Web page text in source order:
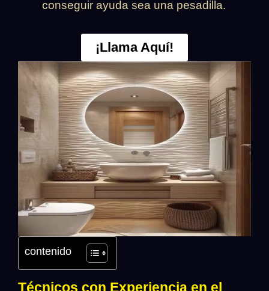
conseguir ayuda sea una pesadilla.
¡Llama Aquí!
contenido
Técnicos con Experiencia en el